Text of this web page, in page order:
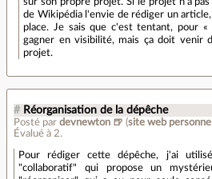
de Wikipédia l'envie de rédiger un
place. Je sais que c'est tentant, pour
gagner en visibilité, mais ça doit venir
projet.
# Réorganisation de la dépêche
Posté par devnewton 🍺 (site web personnel
Évalué à 2.
Pour rédiger cette dépêche, j'ai
"collaboratif" qui propose un